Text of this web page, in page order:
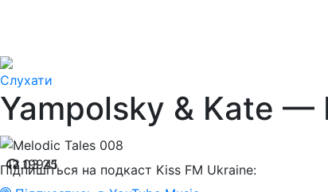
Слухати
Yampolsky & Kate —
13.03.25
19941
Підпишіться на подкаст Kiss FM Ukraine: